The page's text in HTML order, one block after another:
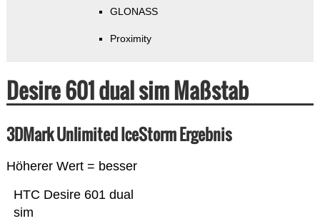
GLONASS
Proximity
Desire 601 dual sim Maßstab
3DMark Unlimited IceStorm Ergebnis
Höherer Wert = besser
HTC Desire 601 dual
sim